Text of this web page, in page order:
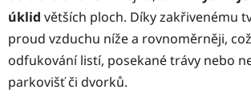
úklid větších ploch. Díky zakřivenému
proud vzduchu níže a rovnoměrněji,
odfukování listí, posekané trávy nebo
parkovišť či dvorků.